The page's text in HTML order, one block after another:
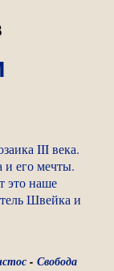
III века.
и его мечты.
это наше
Швейка и
- Свобода